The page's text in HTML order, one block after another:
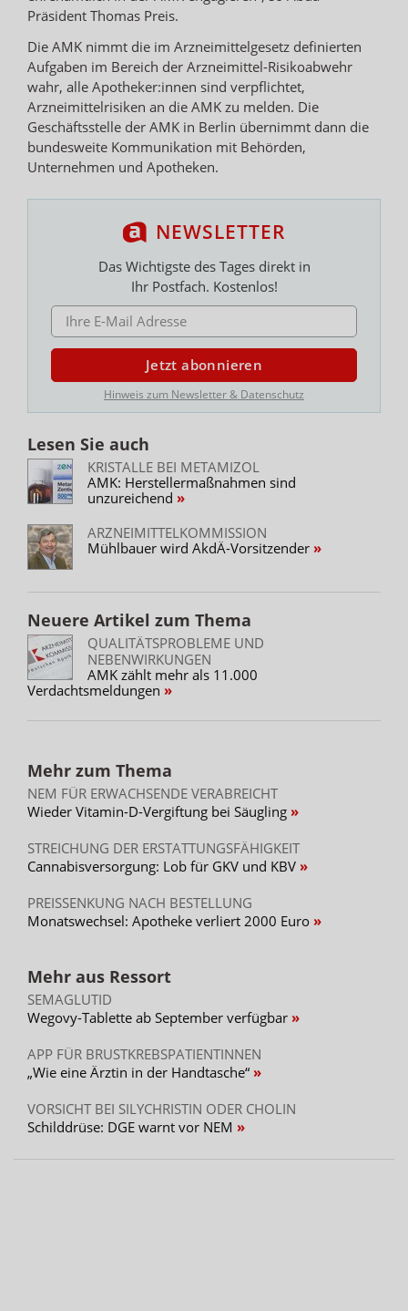
Präsident Thomas Preis.
Die AMK nimmt die im Arzneimittelgesetz definierten
Aufgaben im Bereich der Arzneimittel-Risikoabwehr
wahr, alle Apotheker:innen sind verpflichtet,
Arzneimittelrisiken an die AMK zu melden. Die
Geschäftsstelle der AMK in Berlin übernimmt dann die
bundesweite Kommunikation mit Behörden,
Unternehmen und Apotheken.
NEWSLETTER
Das Wichtigste des Tages direkt in
Ihr Postfach. Kostenlos!
E-MAIL ADRESSE
Jetzt abonnieren
Hinweis zum Newsletter & Datenschutz
Lesen Sie auch
KRISTALLE BEI METAMIZOL
AMK: Herstellermaßnahmen sind
unzureichend
ARZNEIMITTELKOMMISSION
Mühlbauer wird AkdÄ-Vorsitzender
Neuere Artikel zum Thema
QUALITÄTSPROBLEME UND
NEBENWIRKUNGEN
AMK zählt mehr als 11.000
Verdachtsmeldungen
Mehr zum Thema
NEM FÜR ERWACHSENDE VERABREICHT
Wieder Vitamin-D-Vergiftung bei Säugling
STREICHUNG DER ERSTATTUNGSFÄHIGKEIT
Cannabisversorgung: Lob für GKV und KBV
PREISSENKUNG NACH BESTELLUNG
Monatswechsel: Apotheke verliert 2000 Euro
Mehr aus Ressort
SEMAGLUTID
Wegovy-Tablette ab September verfügbar
APP FÜR BRUSTKREBSPATIENTINNEN
„Wie eine Ärztin in der Handtasche“
VORSICHT BEI SILYCHRISTIN ODER CHOLIN
Schilddrüse: DGE warnt vor NEM